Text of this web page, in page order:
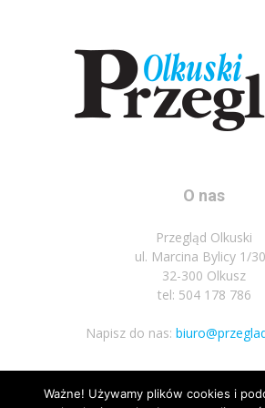
O nas
Przegląd Olkuski
ul. Marcina Bylicy 1/
32-300 Olkusz
tel: 504 178 786
Napisz do nas:
Podążaj za nami
Ważne! Używamy plików cookies i